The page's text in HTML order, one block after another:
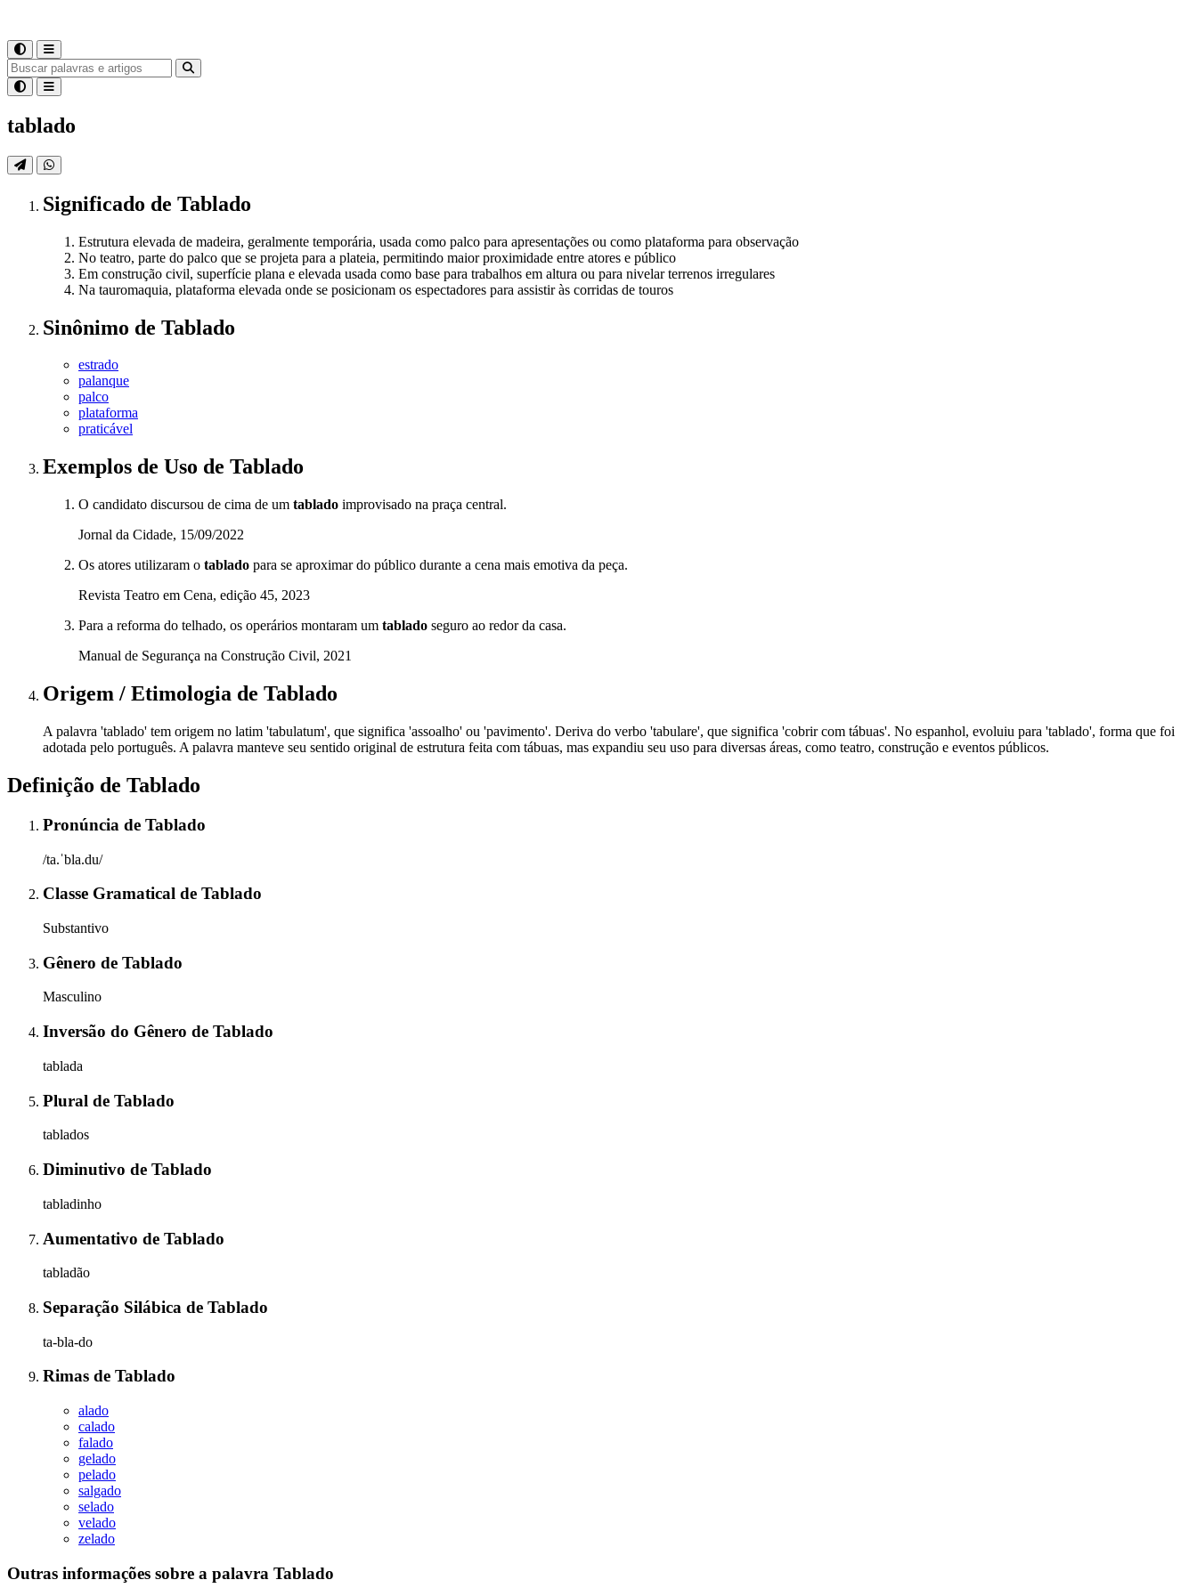
tablado
Significado de Tablado
Estrutura elevada de madeira, geralmente temporária, usada como palco para apresentações ou como plataforma para observação
No teatro, parte do palco que se projeta para a plateia, permitindo maior proximidade entre atores e público
Em construção civil, superfície plana e elevada usada como base para trabalhos em altura ou para nivelar terrenos irregulares
Na tauromaquia, plataforma elevada onde se posicionam os espectadores para assistir às corridas de touros
Sinônimo de Tablado
estrado
palanque
palco
plataforma
praticável
Exemplos de Uso de Tablado
O candidato discursou de cima de um tablado improvisado na praça central.
Jornal da Cidade, 15/09/2022
Os atores utilizaram o tablado para se aproximar do público durante a cena mais emotiva da peça.
Revista Teatro em Cena, edição 45, 2023
Para a reforma do telhado, os operários montaram um tablado seguro ao redor da casa.
Manual de Segurança na Construção Civil, 2021
Origem / Etimologia de Tablado
A palavra 'tablado' tem origem no latim 'tabulatum', que significa 'assoalho' ou 'pavimento'. Deriva do verbo 'tabulare', que significa 'cobrir com tábuas'. No espanhol, evoluiu para 'tablado', forma que foi
adotada pelo português. A palavra manteve seu sentido original de estrutura feita com tábuas, mas expandiu seu uso para diversas áreas, como teatro, construção e eventos públicos.
Definição de Tablado
Pronúncia de Tablado
/ta.ˈbla.du/
Classe Gramatical de Tablado
Substantivo
Gênero de Tablado
Masculino
Inversão do Gênero de Tablado
tablada
Plural de Tablado
tablados
Diminutivo de Tablado
tabladinho
Aumentativo de Tablado
tabladão
Separação Silábica de Tablado
ta-bla-do
Rimas de Tablado
alado
calado
falado
gelado
pelado
salgado
selado
velado
zelado
Outras informações sobre a palavra Tablado